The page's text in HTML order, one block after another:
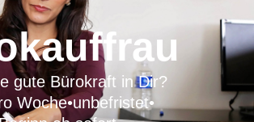
gute Bürokraft in Dir?
Woche•unbefristet•